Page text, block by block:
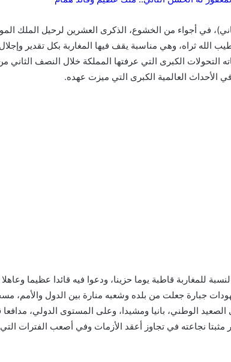
بعد غد الاثنين (9 ربيع الثاني)، في أجواء من الخشوع، الذكرى العشرين لرحيل الملك
الله ثراه، وهي مناسبة يقف فيها المغاربة بكل تقدير
الكبرى التي عرفتها المملكة خلال النصف الثاني
الأحداث العالمية الكبرى التي ميزت عهده.
يوم التاسع من ربيع الثاني 1420 هـ بالنسبة للمغاربة قاطبة يوما حزينا، ودعوا فيه قائدا عظيما
قام خلالها بمجهودات جبارة جعلت من بلده وشعبه منارة بين الدول
الوطني، بانيا ومشيدا، وعلى المستوى الدولي، مدافعا
مثبتا نجاعته في تجاوز أعقد الأزمات وفي أصعب الفترات